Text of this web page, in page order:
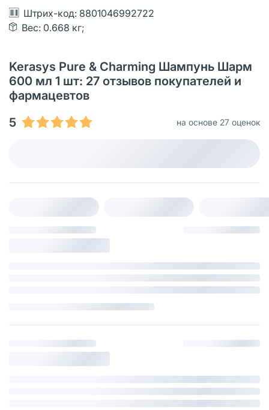
Штрих-код: 8801046992722
Вес: 0.668 кг;
Kerasys Pure & Charming Шампунь Шарм
600 мл 1 шт: 27 отзывов покупателей и
фармацевтов
5
на основе 27 оценок